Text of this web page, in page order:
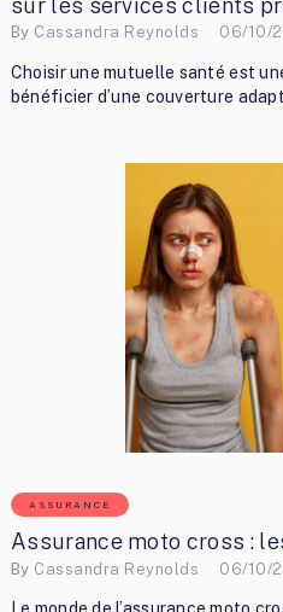
sur les services clients
By Cassandra Reynolds 06/10/
Choisir une mutuelle santé est
bénéficier d’une couverture
ASSURANCE
Assurance moto cross :
By Cassandra Reynolds 06/10/